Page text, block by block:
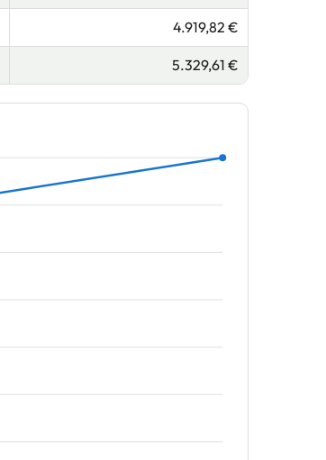
4.919,82 €
5.329,61 €